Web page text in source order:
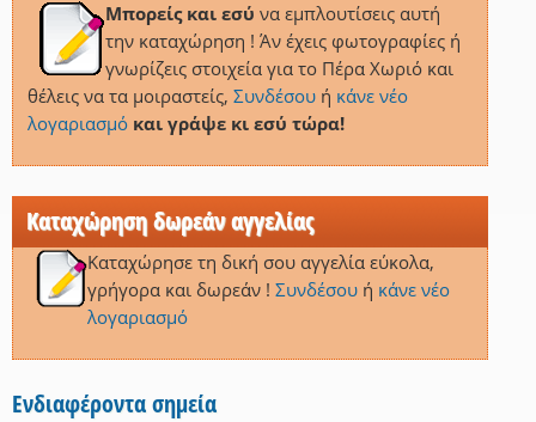
Μπορείς και εσύ να εμπλουτίσεις αυτή
την καταχώρηση ! Άν έχεις φωτογραφίες ή
γνωρίζεις στοιχεία για το Πέρα Χωριό και
θέλεις να τα μοιραστείς, Συνδέσουή κάνε νέο
λογαριασμό και γράψε κι εσύ τώρα!
Καταχώρηση δωρεάν αγγελίας
Καταχώρησε τη δική σου αγγελία εύκολα,
γρήγορα και δωρεάν ! Συνδέσουή κάνε νέο
λογαριασμό
Ενδιαφέροντα σημεία